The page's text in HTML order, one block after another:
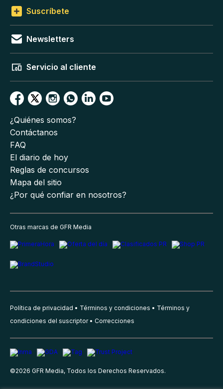
Suscríbete
Newsletters
Servicio al cliente
¿Quiénes somos?
Contáctanos
FAQ
El diario de hoy
Reglas de concursos
Mapa del sitio
¿Por qué confiar en nosotros?
Otras marcas de GFR Media
Política de privacidad Términos y condiciones
Términos y
condiciones del suscriptor
Correcciones
©2026 GFR Media, Todos los Derechos Reservados.